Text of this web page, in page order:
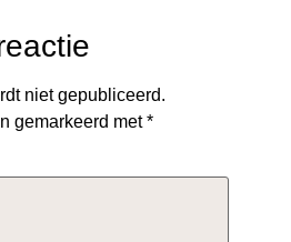
niet gepubliceerd.
gemarkeerd met*